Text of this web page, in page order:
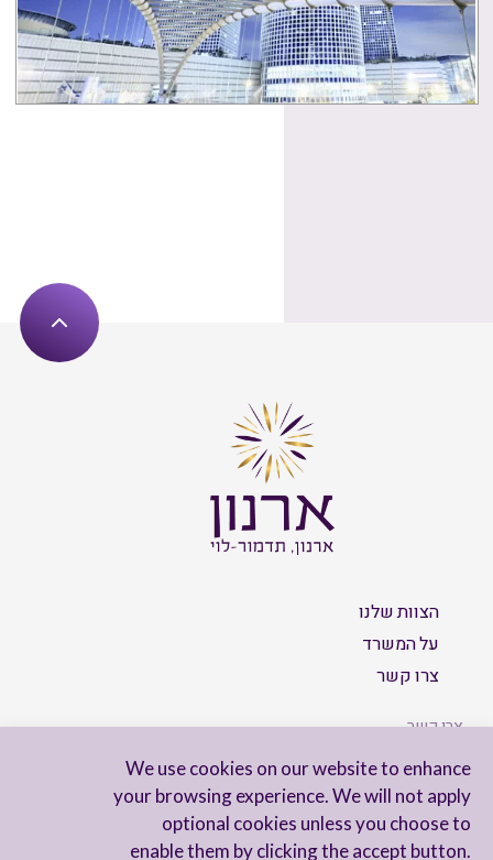
We use cookies on our website to enhance
your browsing experience. We will not apply
optional cookies unless you choose to
enable them by clicking the accept button.
הצוות שלנו
על המשרד
צרו קשר
צרו קשר
הישארו מעודכנים